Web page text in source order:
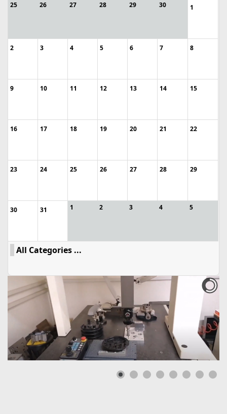
25
26 27 28 29 30 1
2 3 4 5 6 7 8
9 10 11 12 13 14 15
16 17 18 19 20 21 22
23 24 25 26 27 28 29
30 31 1 2 3 4 5
All Categories ...